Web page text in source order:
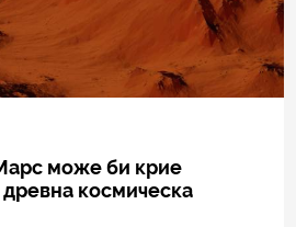
може би крие
древна космическа